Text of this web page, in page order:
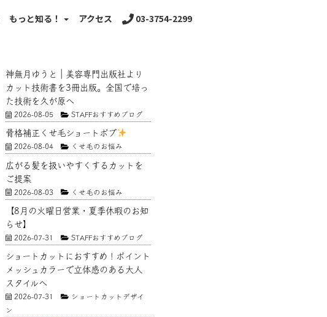
もっと知る！ アクセス 03-3754-2299
神無月ゆうと｜美容専門出版社より
カット技術書を3冊出版。全国で培っ
た技術を久が原へ
2026-08-05 STAFFおすすめブログ
骨格補正くせ毛ショートボブ
2026-08-04 くせ毛のお悩み
広がる髪を扱いやすくするカットを
ご提案
2026-08-03 くせ毛のお悩み
【8月の火曜日営業・夏季休暇のお知
らせ】
2026-07-31 STAFFおすすめブログ
ショートカットにおすすめ！ポイント
メッシュカラーで立体感のある大人
スタイルへ
2026-07-31
ショートカットデザイ
ン